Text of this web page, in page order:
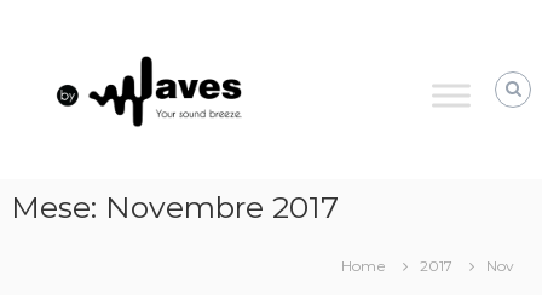
breeze
Mese: Novembre 2017
Home 2017 Nov